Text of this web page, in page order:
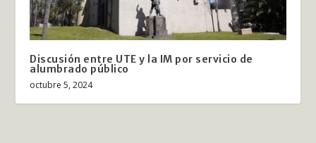
Discusión entre UTE y la IM por servicio de
alumbrado público
octubre 5, 2024